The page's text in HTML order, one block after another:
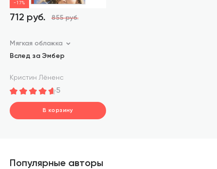
-17%
712 руб. 855 руб.
Мягкая обложка
Вслед за Эмбер
Кристин Лёненс
5
В корзину
Популярные авторы